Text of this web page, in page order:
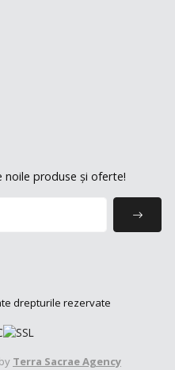
noile produse și oferte!
drepturile rezervate
Terra Sacrae Agency